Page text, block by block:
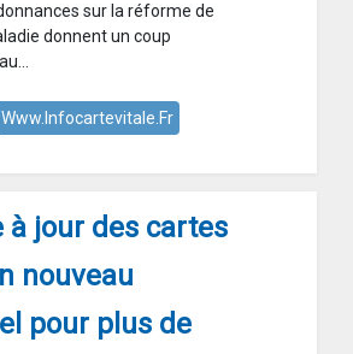
sur la réforme de
donnent un coup
Www.infocartevitale.fr
à jour des cartes
nouveau
pour plus de